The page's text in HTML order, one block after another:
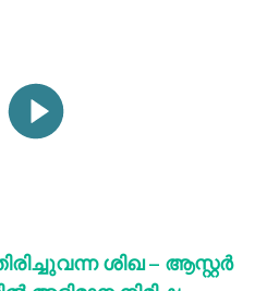
ശിഖ – ആസ്റ്റർ